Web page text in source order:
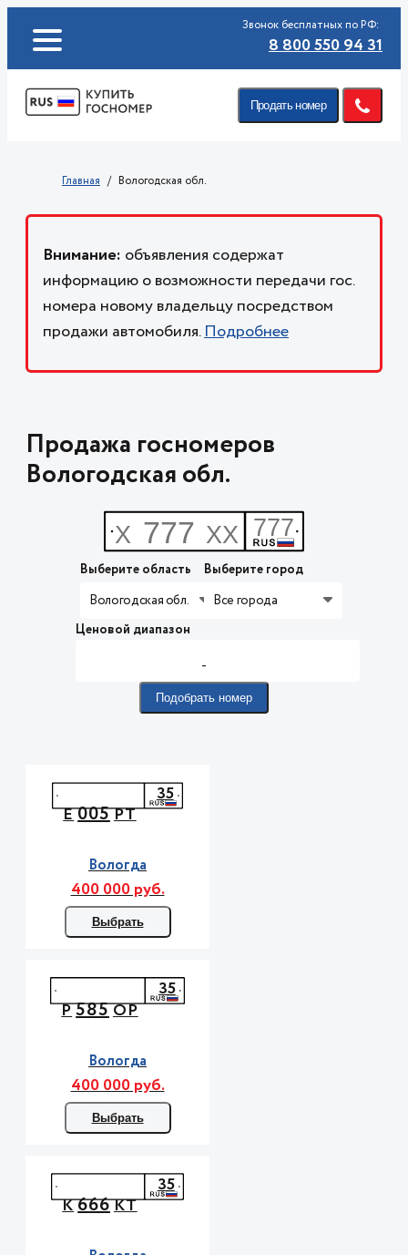
Звонок бесплатных по РФ:
8 800 550 94 31
Продать номер
Главная Вологодская обл.
Внимание: объявления содержат
информацию о возможности передачи гос.
номера новому владельцу посредством
продажи автомобиля.Подробнее
Продажа госномеров
Вологодская обл.
Выберите область
Вологодская обл.
Выберите город
Все города
Ценовой диапазон
-
Подобрать номер
Е005РТ
35
Вологда
400 000 руб.
Выбрать
Р585ОР
35
Вологда
400 000 руб.
Выбрать
К666КТ
35